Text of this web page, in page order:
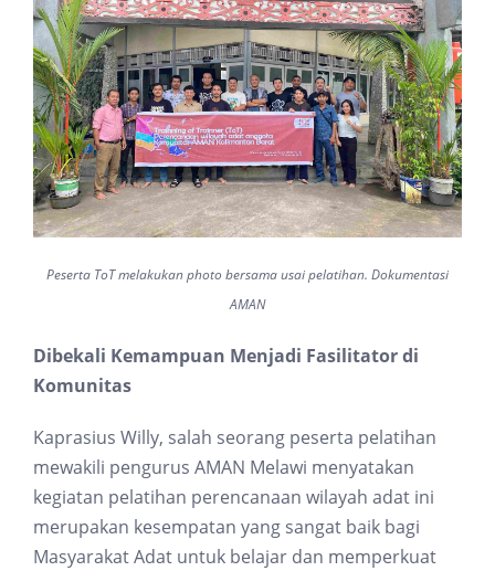
Peserta ToT melakukan photo bersama usai pelatihan. Dokumentasi
AMAN
Dibekali Kemampuan Menjadi Fasilitator di
Komunitas
Kaprasius Willy, salah seorang peserta pelatihan
mewakili pengurus AMAN Melawi menyatakan
kegiatan pelatihan perencanaan wilayah adat ini
merupakan kesempatan yang sangat baik bagi
Masyarakat Adat untuk belajar dan memperkuat